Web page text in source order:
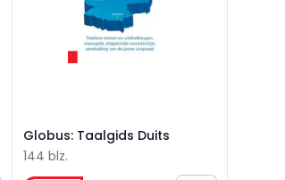
Globus: Taalgids Duits
144 blz.